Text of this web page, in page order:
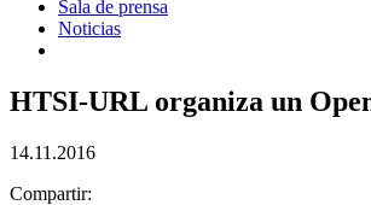
Sala de prensa
Noticias
HTSI-URL organiza un
14.11.2016
Compartir: